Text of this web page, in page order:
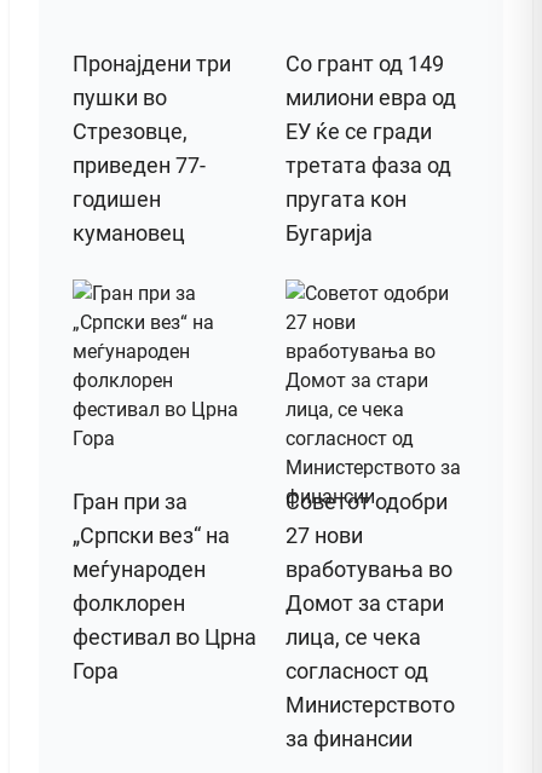
Пронајдени три
пушки во
Стрезовце,
приведен 77-
годишен
кумановец
Со грант од 149
милиони евра од
ЕУ ќе се гради
третата фаза од
пругата кон
Бугарија
Гран при за
„Српски вез“ на
меѓународен
фолклорен
фестивал во Црна
Гора
Советот одобри
27 нови
вработувања во
Домот за стари
лица, се чека
согласност од
Министерството
за финансии